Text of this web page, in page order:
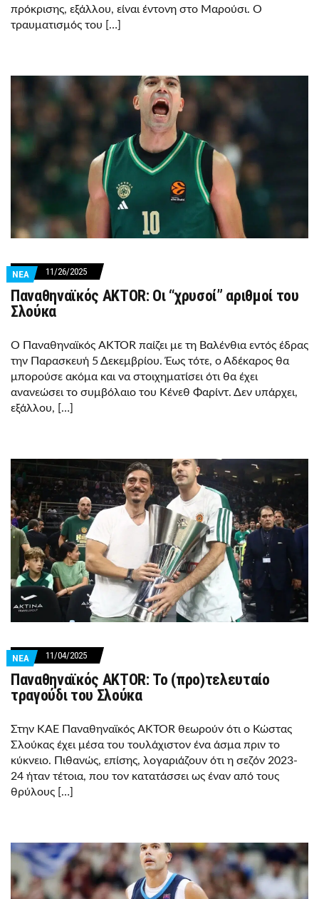
πρόκρισης, εξάλλου, είναι έντονη στο Μαρούσι. Ο
τραυματισμός του […]
ΝΕΑ 11/26/2025
Παναθηναϊκός AKTOR: Οι “χρυσοί” αριθμοί του
Σλούκα
Ο Παναθηναϊκός AKTOR παίζει με τη Βαλένθια εντός έδρας
την Παρασκευή 5 Δεκεμβρίου. Έως τότε, ο Αδέκαρος θα
μπορούσε ακόμα και να στοιχηματίσει ότι θα έχει
ανανεώσει το συμβόλαιο του Κένεθ Φαρίντ. Δεν υπάρχει,
εξάλλου, […]
ΝΕΑ 11/04/2025
Παναθηναϊκός AKTOR: Το (προ)τελευταίο
τραγούδι του Σλούκα
Στην ΚΑΕ Παναθηναϊκός AKTOR θεωρούν ότι ο Κώστας
Σλούκας έχει μέσα του τουλάχιστον ένα άσμα πριν το
κύκνειο. Πιθανώς, επίσης, λογαριάζουν ότι η σεζόν 2023-
24 ήταν τέτοια, που τον κατατάσσει ως έναν από τους
θρύλους […]